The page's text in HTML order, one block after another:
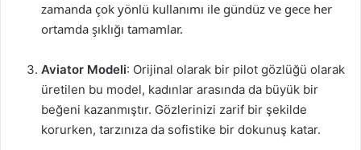
zamanda çok yönlü kullanımı ile gündüz ve gece her
ortamda şıklığı tamamlar.
Aviator Modeli: Orijinal olarak bir pilot gözlüğü olarak
üretilen bu model, kadınlar arasında da büyük bir
beğeni kazanmıştır. Gözlerinizi zarif bir şekilde
korurken, tarzınıza da sofistike bir dokunuş katar.